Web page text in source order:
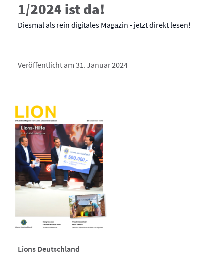
1/2024 ist da!
Diesmal als rein digitales Magazin - jetzt direkt lesen!
Veröffentlicht am 31. Januar 2024
Lions Deutschland